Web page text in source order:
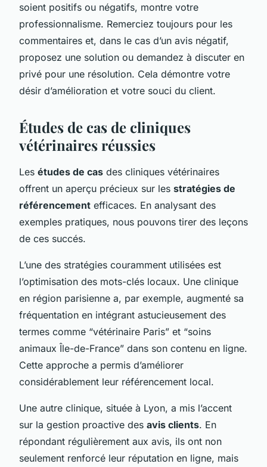
soient positifs ou négatifs, montre votre
professionnalisme. Remerciez toujours pour les
commentaires et, dans le cas d’un avis négatif,
proposez une solution ou demandez à discuter en
privé pour une résolution. Cela démontre votre
désir d’amélioration et votre souci du client.
Études de cas de cliniques
vétérinaires réussies
Les études de cas des cliniques vétérinaires
offrent un aperçu précieux sur les stratégies de
référencement efficaces. En analysant des
exemples pratiques, nous pouvons tirer des leçons
de ces succés.
L’une des stratégies couramment utilisées est
l’optimisation des mots-clés locaux. Une clinique
en région parisienne a, par exemple, augmenté sa
fréquentation en intégrant astucieusement des
termes comme “vétérinaire Paris” et “soins
animaux Île-de-France” dans son contenu en ligne.
Cette approche a permis d’améliorer
considérablement leur référencement local.
Une autre clinique, située à Lyon, a mis l’accent
sur la gestion proactive des avis clients. En
répondant régulièrement aux avis, ils ont non
seulement renforcé leur réputation en ligne, mais